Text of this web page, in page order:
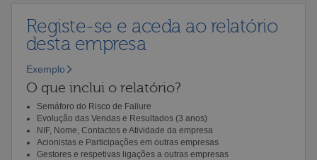
Registe-se e aceda ao relatório
desta empresa
Exemplo
O que inclui o relatório?
Semáforo do Risco de Failure
Evolução das Vendas e Resultados (3 anos)
NIF, Nome, Contactos e Atividade da empresa
Acionistas e Participações em outras empresas
Gestores e respetivas ligações a outras empresas